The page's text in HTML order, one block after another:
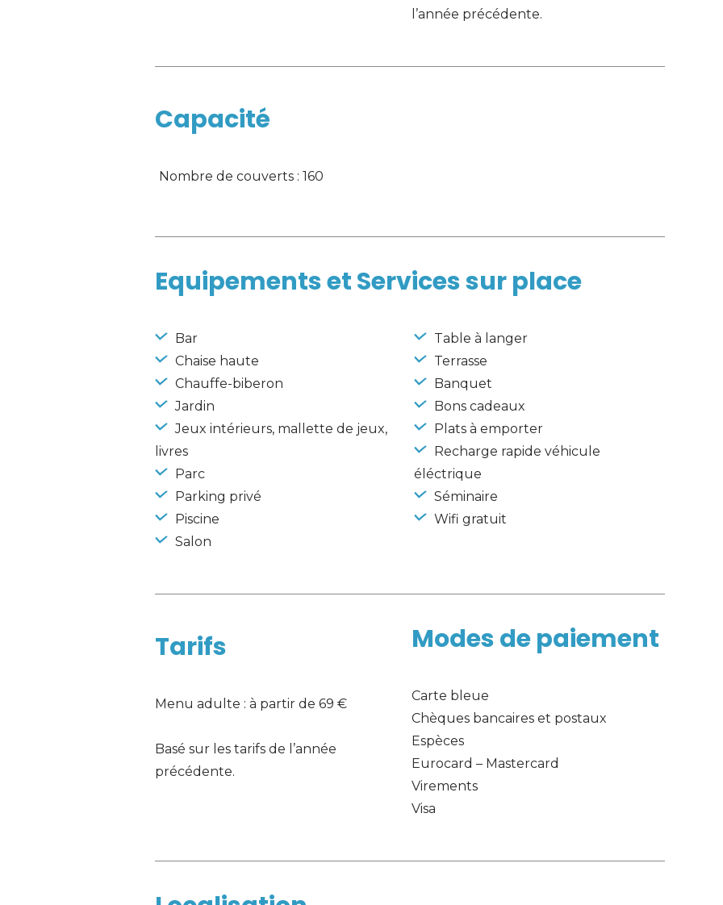
l’année précédente.
Capacité
Nombre de couverts : 160
Equipements et Services sur place
Bar
Chaise haute
Chauffe-biberon
Jardin
Jeux intérieurs, mallette de jeux,
livres
Parc
Parking privé
Piscine
Salon
Table à langer
Terrasse
Recharge rapide véhicule
Tarifs
Menu adulte : à partir de 69 €
Basé sur les tarifs de l’année
précédente.
Modes de paiement
Carte bleue
Chèques bancaires et postaux
Espèces
Eurocard – Mastercard
Virements
Visa